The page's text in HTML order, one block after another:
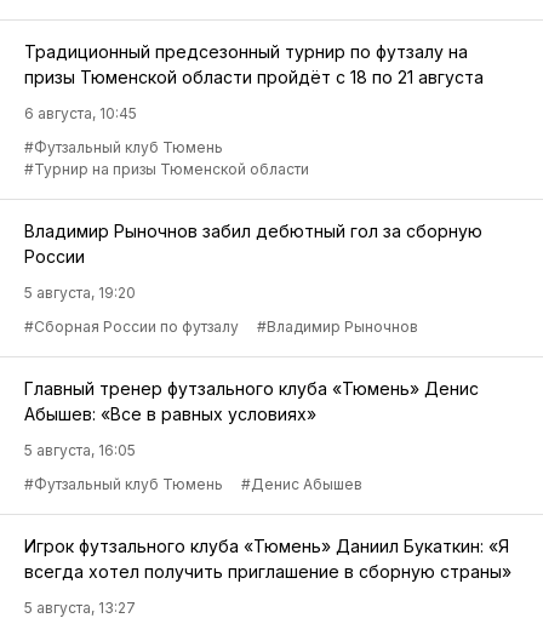
Традиционный предсезонный турнир по футзалу на
призы Тюменской области пройдёт с 18 по 21 августа
6 августа, 10:45
#Футзальный клуб Тюмень
#Турнир на призы Тюменской области
Владимир Рыночнов забил дебютный гол за сборную
России
5 августа, 19:20
#Сборная России по футзалу
#Владимир Рыночнов
Главный тренер футзального клуба «Тюмень» Денис
Абышев: «Все в равных условиях»
5 августа, 16:05
#Футзальный клуб Тюмень
#Денис Абышев
Игрок футзального клуба «Тюмень» Даниил Букаткин: «Я
всегда хотел получить приглашение в сборную страны»
5 августа, 13:27